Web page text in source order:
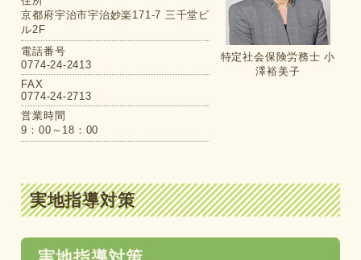
京都府宇治市宇治妙楽171-7 三千堂ビ
ル2F
電話番号
0774-24-2413
FAX
0774-24-2713
営業時間
9：00～18：00
特定社会保険労務士 小
澤裕美子
実地指導対策